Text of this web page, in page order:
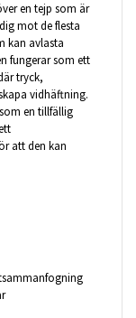
en tejp som är
mot de flesta
kan avlasta
fungerar som ett
tryck,
vidhäftning.
en tillfällig
att den kan